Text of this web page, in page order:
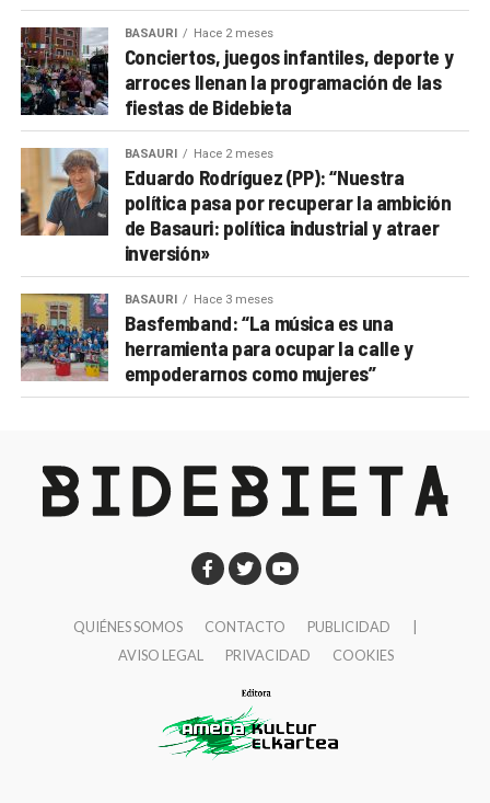
BASAURI Hace 2 meses
Conciertos, juegos infantiles, deporte y
arroces llenan la programación de las
fiestas de Bidebieta
BASAURI Hace 2 meses
Eduardo Rodríguez (PP): “Nuestra
política pasa por recuperar la ambición
de Basauri: política industrial y atraer
inversión»
BASAURI Hace 3 meses
Basfemband: “La música es una
herramienta para ocupar la calle y
empoderarnos como mujeres”
QUIÉNES SOMOS CONTACTO PUBLICIDAD
|
AVISO LEGAL
PRIVACIDAD COOKIES